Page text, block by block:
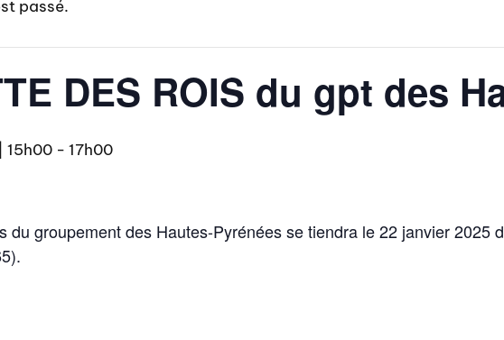
passé.
DES ROIS du gpt des
15h00 - 17h00
du groupement des Hautes-Pyrénées se tiendra le 22 janvier 2025